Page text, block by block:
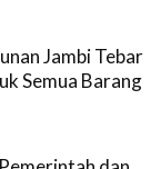
Jambi Tebar
Semua Barang